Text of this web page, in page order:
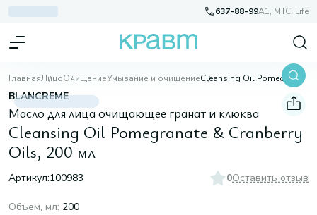
637-88-99A1, МТС, Life
ГлавнаяЛицоОчищениеУмывание и очищение Cleansing Oil Pomegranate & Cranberry Oils, 200 мл
BLANCREME
Масло для лица очищающее гранат и клюква
Cleansing Oil Pomegranate & Cranberry
Oils, 200 мл
Артикул:100983 0Оставить отзыв
Объем, мл: 200